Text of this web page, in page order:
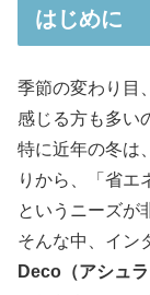
はじめに
季節の変わり目
感じる方も多い
特に近年の冬は
りから、「省エ
というニーズが
そんな中、イン
Deco（アシュ